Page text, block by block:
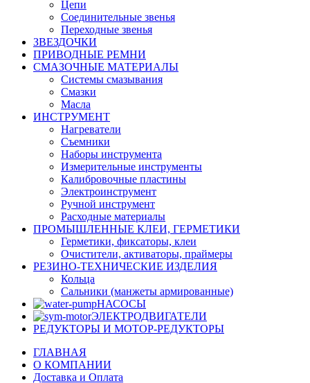
Цепи
Соединительные звенья
Переходные звенья
ЗВЕЗДОЧКИ
ПРИВОДНЫЕ РЕМНИ
СМАЗОЧНЫЕ МАТЕРИАЛЫ
Системы смазывания
Смазки
Масла
ИНСТРУМЕНТ
Нагреватели
Съемники
Наборы инструмента
Измерительные инструменты
Калибровочные пластины
Электроинструмент
Ручной инструмент
Расходные материалы
ПРОМЫШЛЕННЫЕ КЛЕИ, ГЕРМЕТИКИ
Герметики, фиксаторы, клеи
Очистители, активаторы, праймеры
РЕЗИНО-ТЕХНИЧЕСКИЕ ИЗДЕЛИЯ
Кольца
Сальники (манжеты армированные)
НАСОСЫ
ЭЛЕКТРОДВИГАТЕЛИ
РЕДУКТОРЫ И МОТОР-РЕДУКТОРЫ
ГЛАВНАЯ
О КОМПАНИИ
Доставка и Оплата